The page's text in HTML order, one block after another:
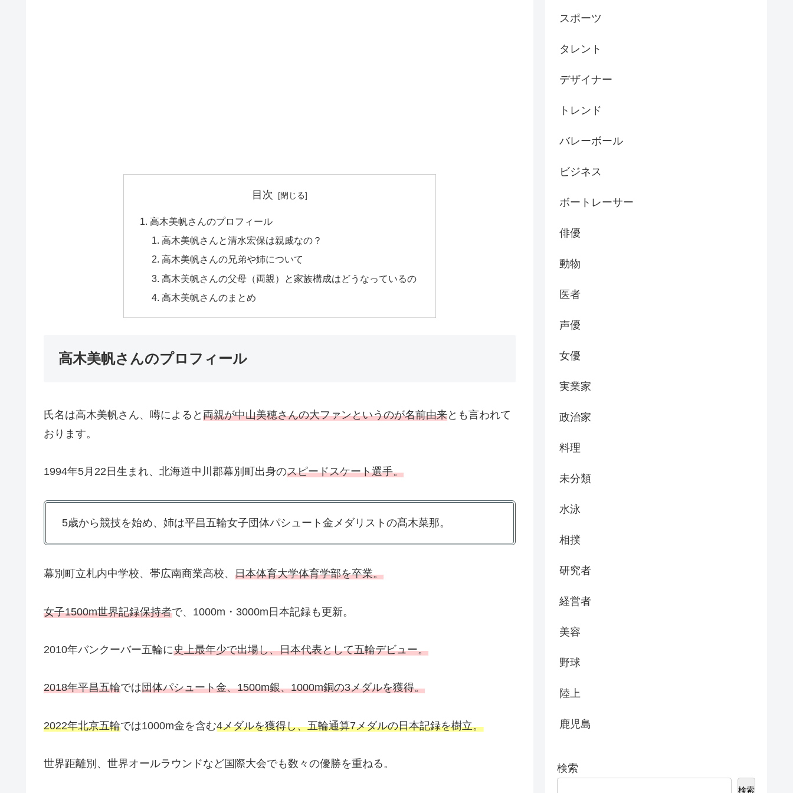
目次
高木美帆さんのプロフィール
高木美帆さんと清水宏保は親戚なの？
高木美帆さんの兄弟や姉について
高木美帆さんの父母（両親）と家族構成はどうなっているの
高木美帆さんのまとめ
高木美帆さんのプロフィール
氏名は高木美帆さん、噂によると 両親が中山美穂さんの大ファンというのが名前由来とも言われて
おります。
1994年5月22日生まれ、北海道中川郡幕別町出身のスピードスケート選手。
5歳から競技を始め、姉は平昌五輪女子団体パシュート金メダリストの髙木菜那。
幕別町立札内中学校、帯広南商業高校、 日本体育大学体育学部を卒業。
女子1500m世界記録保持者で、1000m・3000m日本記録も更新。
2010年バンクーバー五輪に史上最年少で出場し、日本代表として五輪デビュー。
2018年平昌五輪では団体パシュート金、1500m銀、1000m銅の3メダルを獲得。
2022年北京五輪では1000m金を含む4メダルを獲得し、五輪通算7メダルの日本記録を樹立。
世界距離別、世界オールラウンドなど国際大会でも数々の優勝を重ねる。
スポーツ
タレント
デザイナー
トレンド
バレーボール
ビジネス
ボートレーサー
俳優
動物
医者
声優
女優
実業家
政治家
料理
未分類
水泳
相撲
研究者
経営者
美容
野球
陸上
鹿児島
検索
検索